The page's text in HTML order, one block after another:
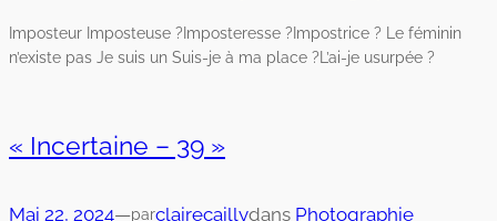
Imposteur Imposteuse ?Imposteresse ?Impostrice ? Le féminin
n’existe pas Je suis un Suis-je à ma place ?L’ai-je usurpée ?
« Incertaine – 39 »
Mai 22, 2024—parclairecaillydans Photographie